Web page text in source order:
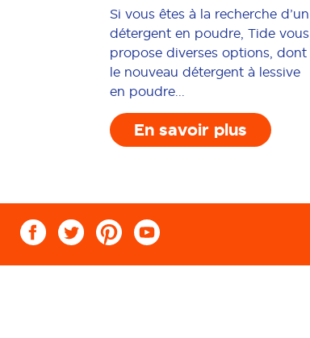
Si vous êtes à la recherche d’un
détergent en poudre, Tide vous
propose diverses options, dont
le nouveau détergent à lessive
en poudre...
En savoir plus